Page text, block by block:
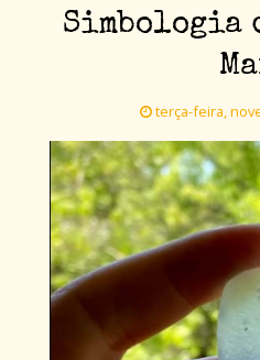
Simbologia
terça-feira,